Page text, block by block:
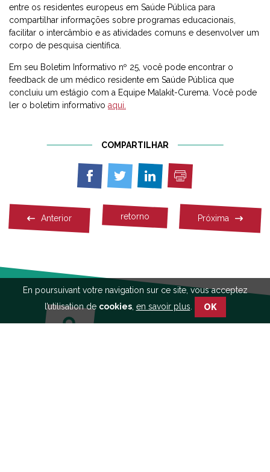
En poursuivant votre navigation sur ce site, vous acceptez
l’utilisation de cookies, en savoir plus OK
entre os residentes europeus em Saúde Pública para
compartilhar informações sobre programas educacionais,
facilitar o intercâmbio e as atividades comuns e desenvolver um
corpo de pesquisa científica.
Em seu Boletim Informativo nº 25, você pode encontrar o
feedback de um médico residente em Saúde Pública que
concluiu um estágio com a Equipe Malakit-Curema. Você pode
ler o boletim informativo aqui.
COMPARTILHAR
Compartilhar
Facebook
Compartilhar
Twitter
Compartilhar
Linkedin
Imprimir
Anterior retorno Próxima